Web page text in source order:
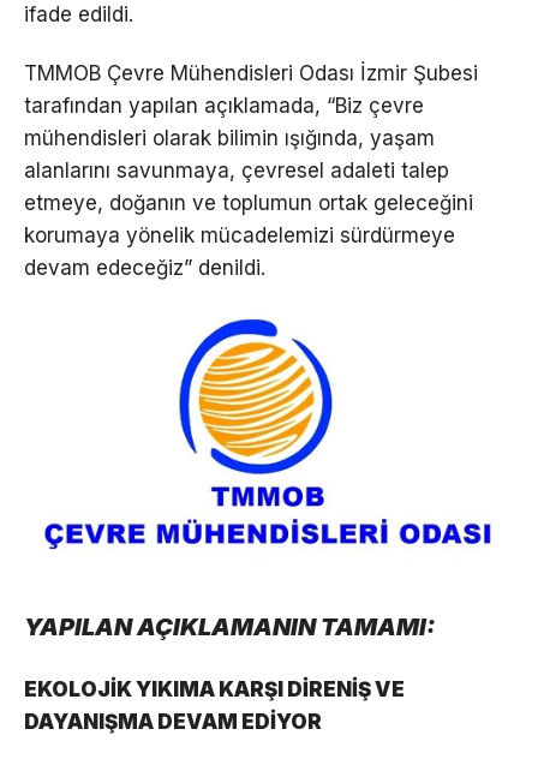
ifade edildi.
TMMOB Çevre Mühendisleri Odası İzmir Şubesi
tarafından yapılan açıklamada, “Biz çevre
mühendisleri olarak bilimin ışığında, yaşam
alanlarını savunmaya, çevresel adaleti talep
etmeye, doğanın ve toplumun ortak geleceğini
korumaya yönelik mücadelemizi sürdürmeye
devam edeceğiz” denildi.
YAPILAN AÇIKLAMANIN TAMAMI:
EKOLOJİK YIKIMA KARŞI DİRENİŞ VE
DAYANIŞMA DEVAM EDİYOR